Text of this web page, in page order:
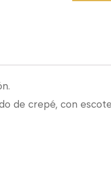
de crepé, con